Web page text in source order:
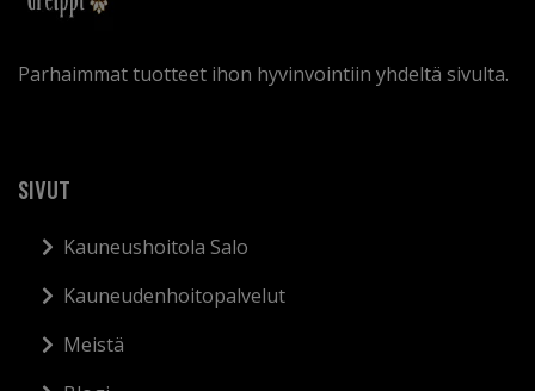
Parhaimmat tuotteet ihon hyvinvointiin yhdeltä sivulta.
SIVUT
Kauneushoitola Salo
Kauneudenhoitopalvelut
Meistä